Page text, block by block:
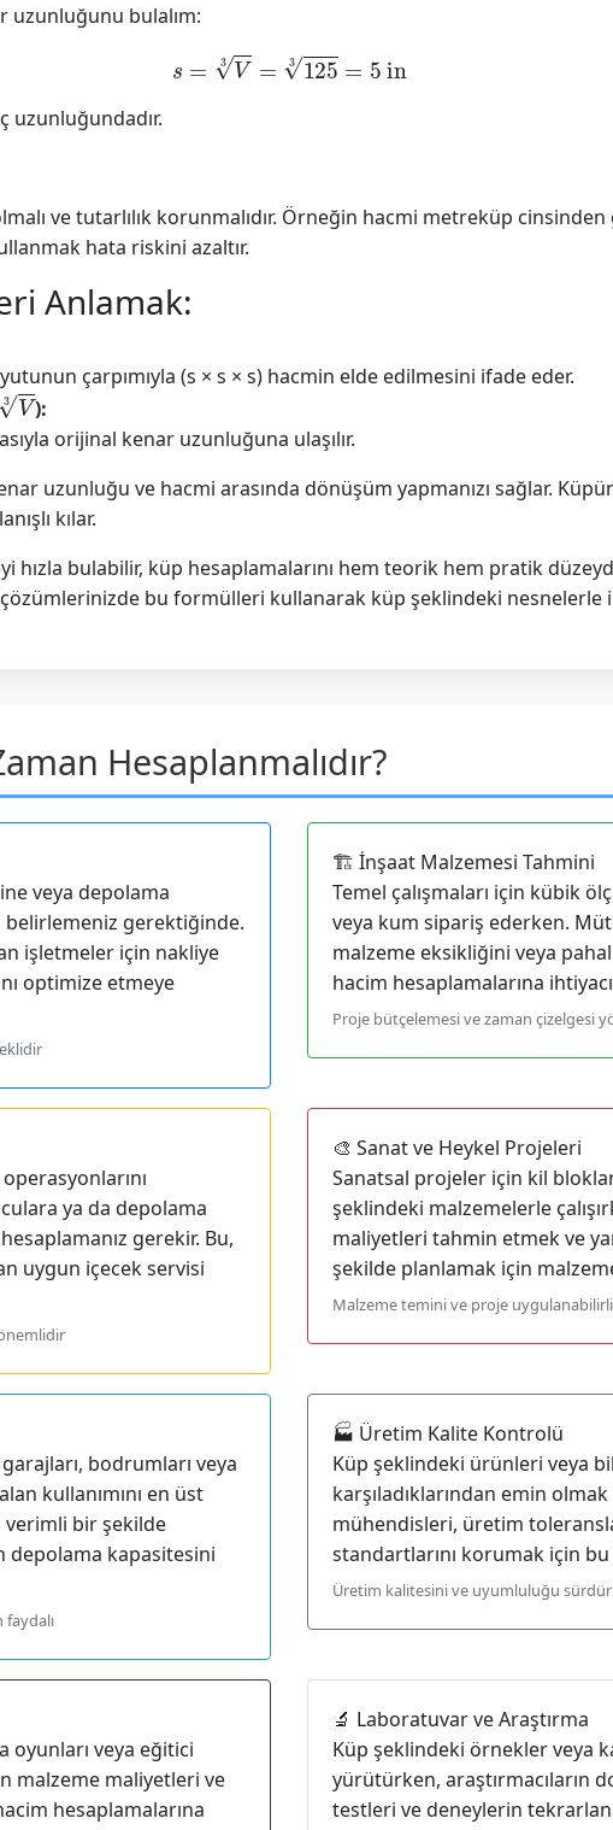
uzunluğunu bulalım:
=V3 1253=5 in
uzunluğundadır.
ve tutarlılık korunmalıdır. Örneğin hacmi metreküp
hata riskini azaltır.
Anlamak:
çarpımıyla (s × s × s) hacmin elde edilmesini ifade eder.
):
orijinal kenar uzunluğuna ulaşılır.
uzunluğu ve hacmi arasında dönüşüm yapmanızı sağlar.
kılar.
hızla bulabilir, küp hesaplamalarını hem teorik hem pratik
bu formülleri kullanarak küp şeklindeki nesnelerle
Hesaplanmalıdır?
veya depolama
belirlemeniz gerektiğinde.
işletmeler için nakliye
optimize etmeye
🏗️ İnşaat Malzemesi Tahmini
Temel çalışmaları için kübik
veya kum sipariş ederken.
malzeme eksikliğini veya
hacim hesaplamalarına ihtiyacı
Proje bütçelemesi ve zaman çizelgesi
ya da depolama
gerekir. Bu,
uygun içecek servisi
🎨 Sanat ve Heykel Projeleri
Sanatsal projeler için kil
şeklindeki malzemelerle
maliyetleri tahmin etmek ve
şekilde planlamak için
Malzeme temini ve proje
bodrumları veya
kullanımını en üst
verimli bir şekilde
depolama kapasitesini
faydalı
🏭 Üretim Kalite Kontrolü
Küp şeklindeki ürünleri veya
karşıladıklarından emin
mühendisleri, üretim
standartlarını korumak için bu
Üretim kalitesini ve uyumluluğu
oyunları veya eğitici
malzeme maliyetleri ve
hesaplamalarına
🔬 Laboratuvar ve Araştırma
Küp şeklindeki örnekler veya
yürütürken, araştırmacıların
testleri ve deneylerin